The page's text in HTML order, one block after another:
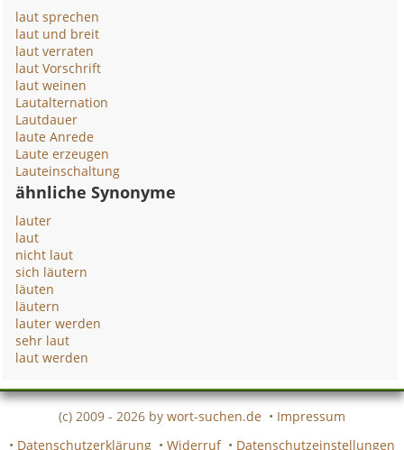
laut sprechen
laut und breit
laut verraten
laut Vorschrift
laut weinen
Lautalternation
Lautdauer
laute Anrede
Laute erzeugen
Lauteinschaltung
ähnliche Synonyme
lauter
laut
nicht laut
sich läutern
läuten
läutern
lauter werden
sehr laut
laut werden
(c) 2009 - 2026 by wort-suchen.de • Impressum
• Datenschutzerklärung • Widerruf • Datenschutzeinstellungen